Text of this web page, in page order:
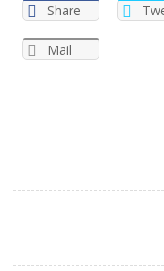
Share
Mail